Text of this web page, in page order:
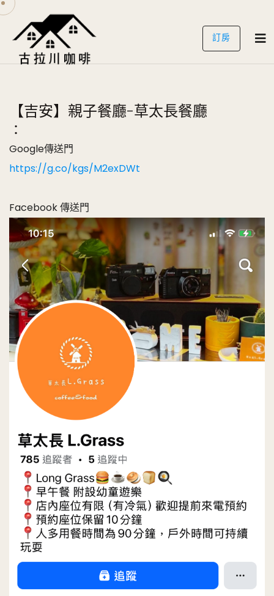
訂房
【吉安】親子餐廳-草太長餐廳
：
Google傳送門
https://g.co/kgs/M2exDWt
Facebook 傳送門